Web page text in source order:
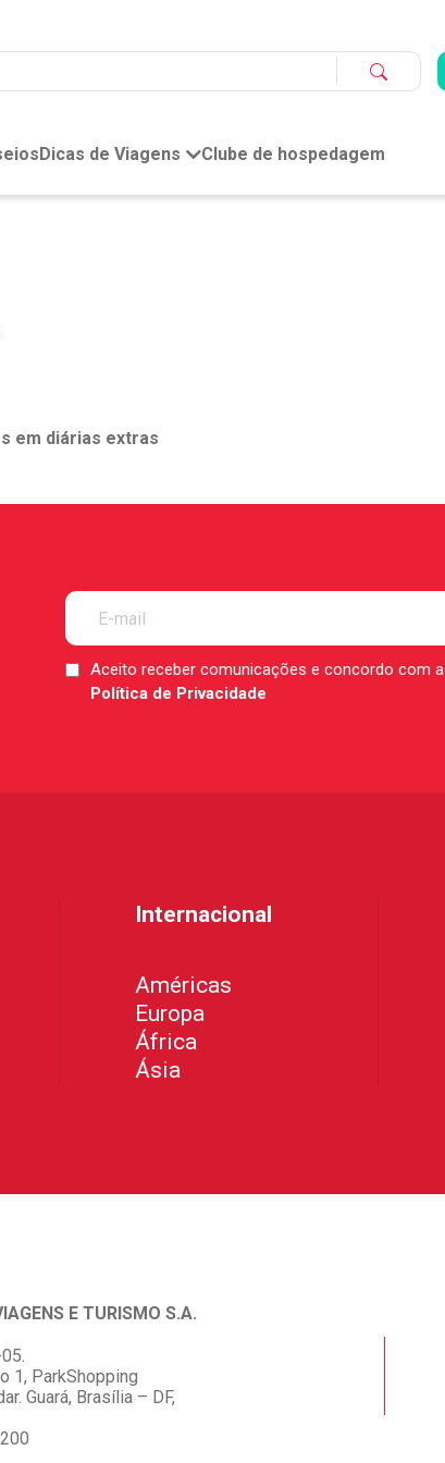
Dicas de Viagens Clube de hospedagem
em diárias extras
LGPDAceito receber comunicações e concordo com a
Política de Privacidade
Internacional
Américas
Europa
África
Ásia
E TURISMO S.A.
1, ParkShopping
Guará, Brasília – DF,